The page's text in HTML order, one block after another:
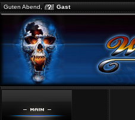
Guten Abend, Gast